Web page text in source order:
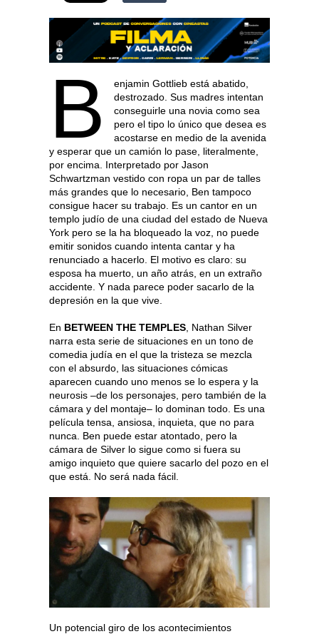
B
enjamin Gottlieb está abatido,
destrozado. Sus madres intentan
conseguirle una novia como sea
pero el tipo lo único que desea es
acostarse en medio de la avenida
y esperar que un camión lo pase, literalmente,
por encima. Interpretado por Jason
Schwartzman vestido con ropa un par de talles
más grandes que lo necesario, Ben tampoco
consigue hacer su trabajo. Es un cantor en un
templo judío de una ciudad del estado de Nueva
York pero se la ha bloqueado la voz, no puede
emitir sonidos cuando intenta cantar y ha
renunciado a hacerlo. El motivo es claro: su
esposa ha muerto, un año atrás, en un extraño
accidente. Y nada parece poder sacarlo de la
depresión en la que vive.
En BETWEEN THE TEMPLES , Nathan Silver
narra esta serie de situaciones en un tono de
comedia judía en el que la tristeza se mezcla
con el absurdo, las situaciones cómicas
aparecen cuando uno menos se lo espera y la
neurosis –de los personajes, pero también de la
cámara y del montaje– lo dominan todo. Es una
película tensa, ansiosa, inquieta, que no para
nunca. Ben puede estar atontado, pero la
cámara de Silver lo sigue como si fuera su
amigo inquieto que quiere sacarlo del pozo en el
que está. No será nada fácil.
Un potencial giro de los acontecimientos